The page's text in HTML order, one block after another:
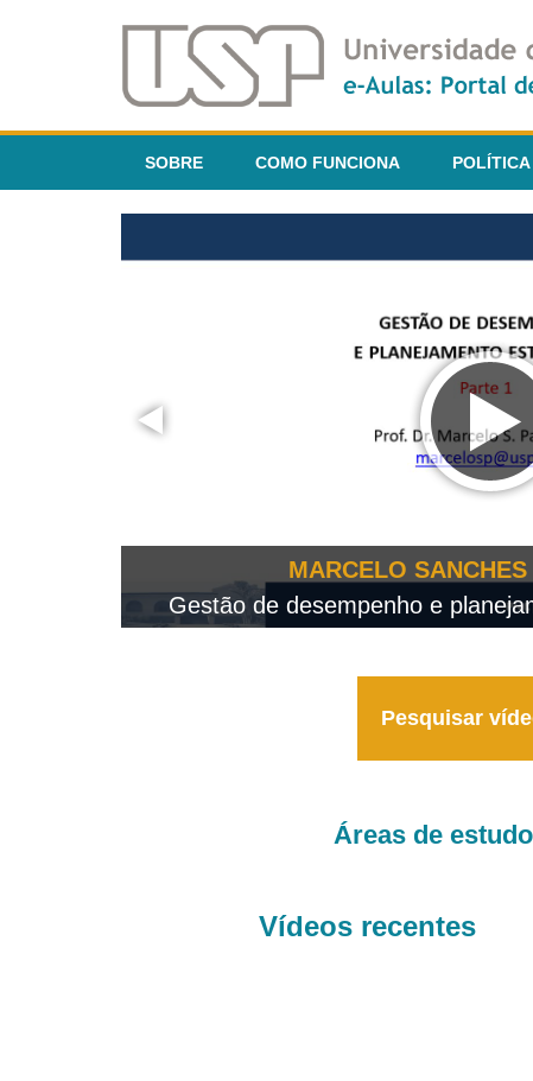
SOBRE COMO FUNCIONA
MARCELO
Gestão de desempenho e
Pesquisar
Áreas de estudo
Vídeos recentes